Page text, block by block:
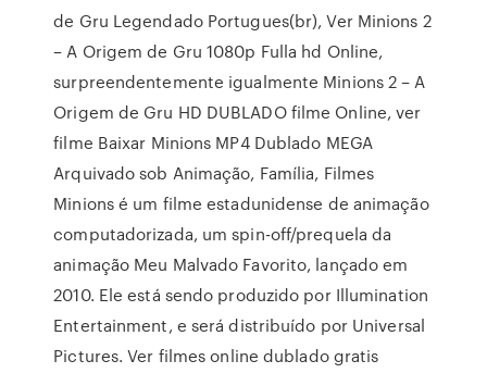
de Gru Legendado Portugues(br), Ver Minions 2
– A Origem de Gru 1080p Fulla hd Online,
surpreendentemente igualmente Minions 2 – A
Origem de Gru HD DUBLADO filme Online, ver
filme Baixar Minions MP4 Dublado MEGA
Arquivado sob Animação, Família, Filmes
Minions é um filme estadunidense de animação
computadorizada, um spin-off/prequela da
animação Meu Malvado Favorito, lançado em
2010. Ele está sendo produzido por Illumination
Entertainment, e será distribuído por Universal
Pictures. Ver filmes online dublado gratis